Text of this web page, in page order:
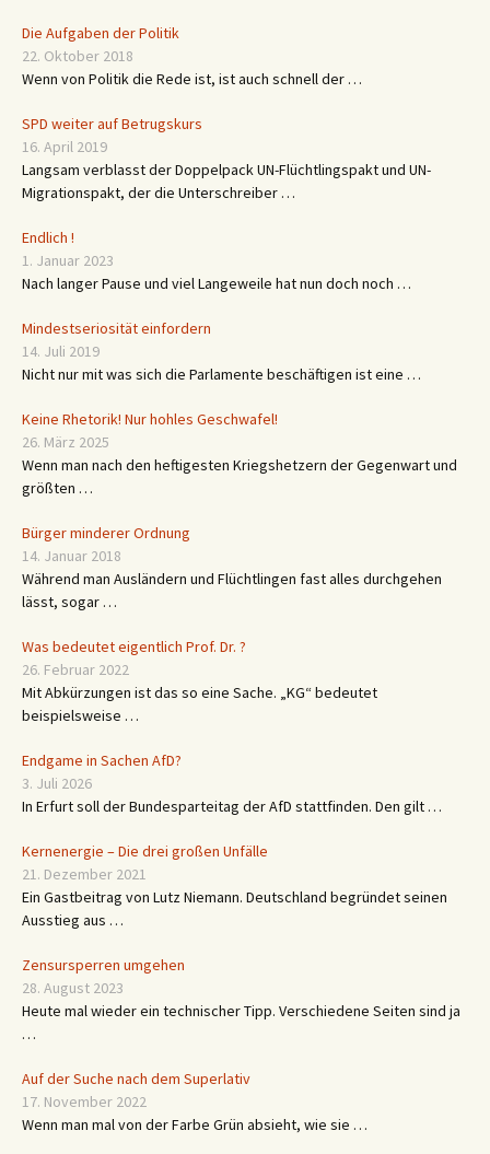
Die Aufgaben der Politik
22. Oktober 2018
Wenn von Politik die Rede ist, ist auch schnell der …
SPD weiter auf Betrugskurs
16. April 2019
Langsam verblasst der Doppelpack UN-Flüchtlingspakt und UN-
Migrationspakt, der die Unterschreiber …
Endlich !
1. Januar 2023
Nach langer Pause und viel Langeweile hat nun doch noch …
Mindestseriosität einfordern
14. Juli 2019
Nicht nur mit was sich die Parlamente beschäftigen ist eine …
Keine Rhetorik! Nur hohles Geschwafel!
26. März 2025
Wenn man nach den heftigesten Kriegshetzern der Gegenwart und
größten …
Bürger minderer Ordnung
14. Januar 2018
Während man Ausländern und Flüchtlingen fast alles durchgehen
lässt, sogar …
Was bedeutet eigentlich Prof. Dr. ?
26. Februar 2022
Mit Abkürzungen ist das so eine Sache. „KG“ bedeutet
beispielsweise …
Endgame in Sachen AfD?
3. Juli 2026
In Erfurt soll der Bundesparteitag der AfD stattfinden. Den gilt …
Kernenergie – Die drei großen Unfälle
21. Dezember 2021
Ein Gastbeitrag von Lutz Niemann. Deutschland begründet seinen
Ausstieg aus …
Zensursperren umgehen
28. August 2023
Heute mal wieder ein technischer Tipp. Verschiedene Seiten sind ja
…
Auf der Suche nach dem Superlativ
17. November 2022
Wenn man mal von der Farbe Grün absieht, wie sie …